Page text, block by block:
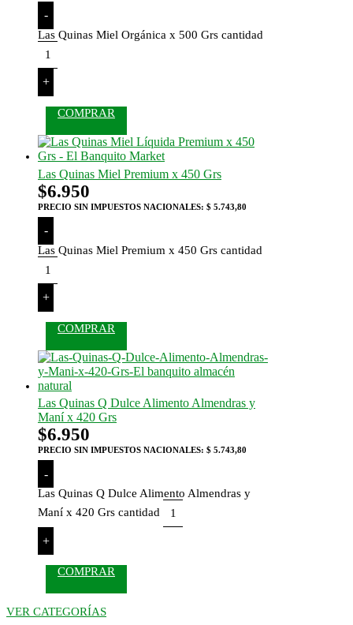
-
Las Quinas Miel Orgánica x 500 Grs cantidad
+
COMPRAR
Las Quinas Miel Premium x 450 Grs
$6.950
PRECIO SIN IMPUESTOS NACIONALES: $ 5.743,80
-
Las Quinas Miel Premium x 450 Grs cantidad
+
COMPRAR
Las Quinas Q Dulce Alimento Almendras y
Maní x 420 Grs
$6.950
PRECIO SIN IMPUESTOS NACIONALES: $ 5.743,80
-
Las Quinas Q Dulce Alimento Almendras y
Maní x 420 Grs cantidad
+
COMPRAR
VER CATEGORÍAS